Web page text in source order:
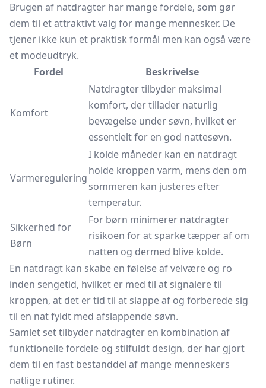
Brugen af natdragter har mange fordele, som gør
dem til et attraktivt valg for mange mennesker. De
tjener ikke kun et praktisk formål men kan også være
et modeudtryk.
Fordel
Beskrivelse
Komfort
Natdragter tilbyder maksimal
komfort, der tillader naturlig
bevægelse under søvn, hvilket er
essentielt for en god nattesøvn.
Varmeregulering
I kolde måneder kan en natdragt
holde kroppen varm, mens den om
sommeren kan justeres efter
temperatur.
Sikkerhed for
Børn
For børn minimerer natdragter
risikoen for at sparke tæpper af om
natten og dermed blive kolde.
En natdragt kan skabe en følelse af velvære og ro
inden sengetid, hvilket er med til at signalere til
kroppen, at det er tid til at slappe af og forberede sig
til en nat fyldt med afslappende søvn.
Samlet set tilbyder natdragter en kombination af
funktionelle fordele og stilfuldt design, der har gjort
dem til en fast bestanddel af mange menneskers
natlige rutiner.